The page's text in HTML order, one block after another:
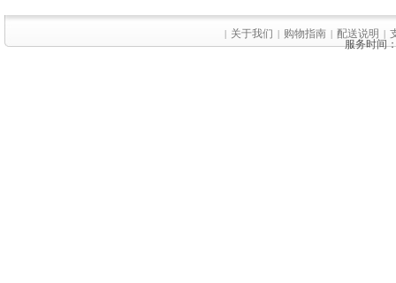
服务时间
| 关于我们 | 购物指南 | 配送说明 |